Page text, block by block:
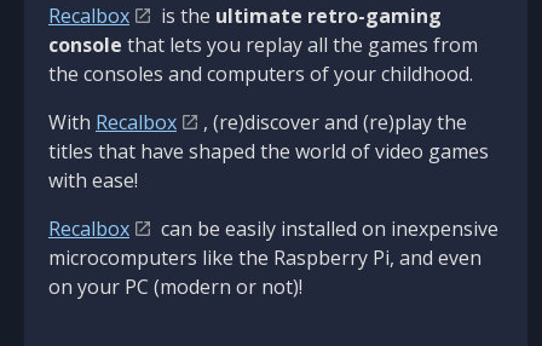
Recalbox is the ultimate retro-gaming
console that lets you replay all the games from
the consoles and computers of your childhood.
With Recalbox
, (re)discover and (re)play the
titles that have shaped the world of video games
with ease!
Recalbox
can be easily installed on inexpensive
microcomputers like the Raspberry Pi, and even
on your PC (modern or not)!